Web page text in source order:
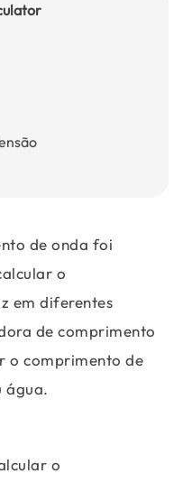
de onda foi
o
em diferentes
de comprimento
o comprimento de
água.
o